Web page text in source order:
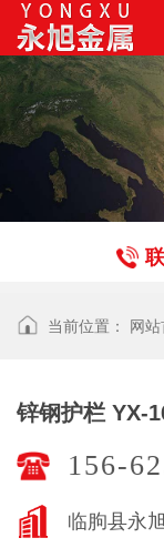
当前位置： 网
锌钢护栏 YX-
156-
临朐县永